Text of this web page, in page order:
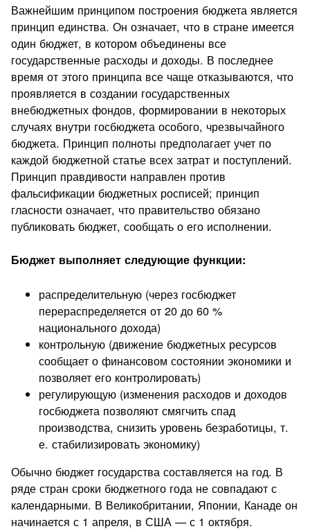
Важнейшим принципом построения бюджета является
принцип единства. Он означает, что в стране имеется
один бюджет, в котором объединены все
государственные расходы и доходы. В последнее
время от этого принципа все чаще отказываются, что
проявляется в создании государственных
внебюджетных фондов, формировании в некоторых
случаях внутри госбюджета особого, чрезвычайного
бюджета. Принцип полноты предполагает учет по
каждой бюджетной статье всех затрат и поступлений.
Принцип правдивости направлен против
фальсификации бюджетных росписей; принцип
гласности означает, что правительство обязано
публиковать бюджет, сообщать о его исполнении.
Бюджет выполняет следующие функции:
распределительную (через госбюджет
перераспределяется от 20 до 60 %
национального дохода)
контрольную (движение бюджетных ресурсов
сообщает о финансовом состоянии экономики и
позволяет его контролировать)
регулирующую (изменения расходов и доходов
госбюджета позволяют смягчить спад
производства, снизить уровень безработицы, т.
е. стабилизировать экономику)
Обычно бюджет государства составляется на год. В
ряде стран сроки бюджетного года не совпадают с
календарными. В Великобритании, Японии, Канаде он
начинается с 1 апреля, в США — с 1 октября.